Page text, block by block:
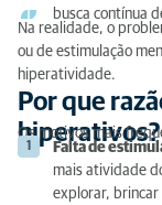
busca contínua
Na realidade, o
ou de estimulação
hiperatividade.
Por que
hiperativos?
Os motivos mais
Falta de
mais atividade
explorar,